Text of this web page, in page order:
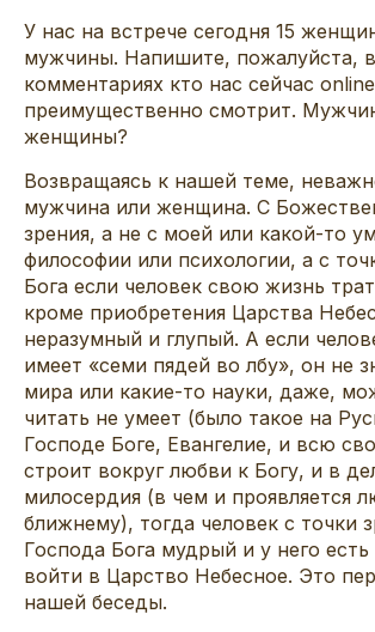
У нас на встрече сегодня 15
мужчины. Напишите, пожалуйста, в
комментариях кто нас сейчас online
преимущественно смотрит.
женщины?
Возвращаясь к нашей теме,
мужчина или женщина. С
зрения, а не с моей или какой-то
философии или психологии, а с
Бога если человек свою жизнь
кроме приобретения Царства
неразумный и глупый. А если
имеет «семи пядей во лбу», он не
мира или какие-то науки, даже,
читать не умеет (было такое на
Господе Боге, Евангелие, и всю
строит вокруг любви к Богу, и в
милосердия (в чем и проявляется
ближнему), тогда человек с точки
Господа Бога мудрый и у него
войти в Царство Небесное. Это
нашей беседы.